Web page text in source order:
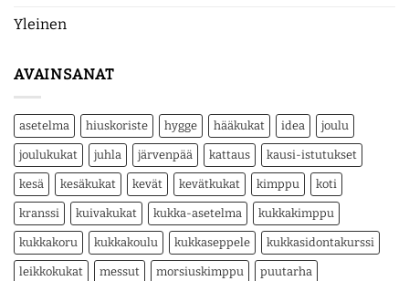
Yleinen
AVAINSANAT
asetelma hiuskoriste hygge hääkukat idea joulu
joulukukat juhla järvenpää kattaus kausi-istutukset
kesä kesäkukat kevät kevätkukat kimppu koti
kranssi kuivakukat kukka-asetelma kukkakimppu
kukkakoru kukkakoulu kukkaseppele kukkasidontakurssi
leikkokukat messut morsiuskimppu puutarha